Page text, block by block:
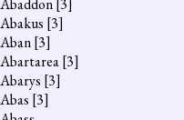
Abaddon[3]
Abakus [3]
Aban[3]
Abartarea[3]
Abarys [3]
Abas [3]